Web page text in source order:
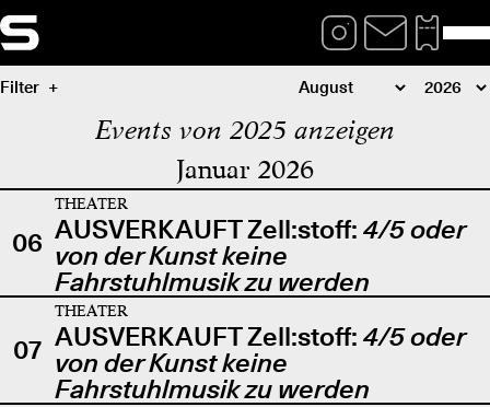
Filter
Events von 2025 anzeigen
Januar 2026
06
THEATER
AUSVERKAUFT Zell:stoff: 4/5 oder
von der Kunst keine
Fahrstuhlmusik zu werden
07
THEATER
AUSVERKAUFT Zell:stoff: 4/5 oder
von der Kunst keine
Fahrstuhlmusik zu werden